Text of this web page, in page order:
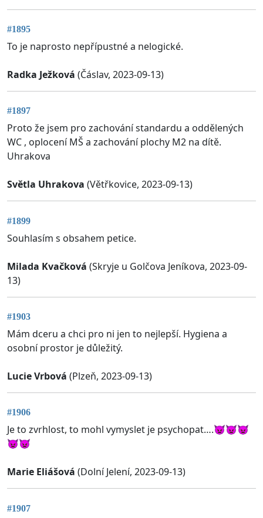
#1895
To je naprosto nepřípustné a nelogické.
Radka Ježková (Čáslav, 2023-09-13)
#1897
Proto že jsem pro zachování standardu a oddělených
WC , oplocení MŠ a zachování plochy M2 na dítě.
Uhrakova
Světla Uhrakova (Větřkovice, 2023-09-13)
#1899
Souhlasím s obsahem petice.
Milada Kvačková (Skryje u Golčova Jeníkova, 2023-09-
13)
#1903
Mám dceru a chci pro ni jen to nejlepší. Hygiena a
osobní prostor je důležitý.
Lucie Vrbová (Plzeň, 2023-09-13)
#1906
Je to zvrhlost, to mohl vymyslet je psychopat….👿👿👿
👿👿
Marie Eliášová (Dolní Jelení, 2023-09-13)
#1907